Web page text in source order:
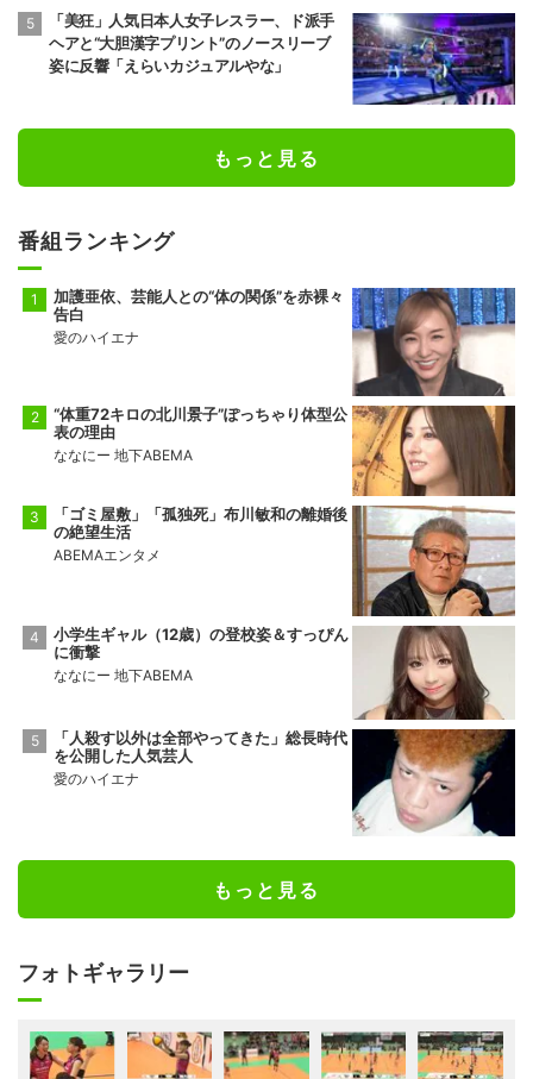
「美狂」人気日本人女子レスラー、ド派手
ヘアと“大胆漢字プリント”のノースリーブ
姿に反響「えらいカジュアルやな」
もっと見る
番組ランキング
加護亜依、芸能人との“体の関係”を赤裸々
告白
愛のハイエナ
“体重72キロの北川景子”ぽっちゃり体型公
表の理由
ななにー 地下ABEMA
「ゴミ屋敷」「孤独死」布川敏和の離婚後
の絶望生活
ABEMAエンタメ
小学生ギャル（12歳）の登校姿＆すっぴん
に衝撃
ななにー 地下ABEMA
「人殺す以外は全部やってきた」総長時代
を公開した人気芸人
愛のハイエナ
もっと見る
フォトギャラリー